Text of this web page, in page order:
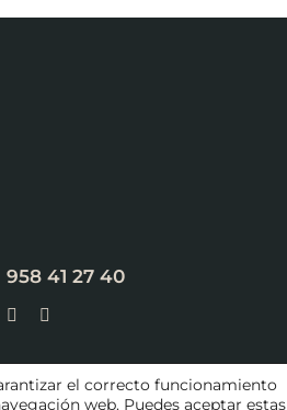
958 41 27 40
el correcto funcionamiento
web. Puedes aceptar estas